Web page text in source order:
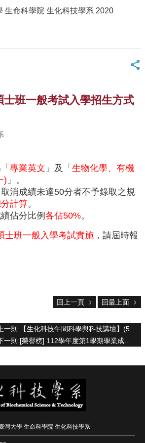
生命科學院 生化科技學系 2020
士班一般考試入學招生方式
專業英文 」及「 生物化學、有機
) 」。
取消成績未達50分者不予錄取之規
計算。
佔分比例各佔50%。
士班一般入學考試實施 ，請屆時報
回上一頁 回最上面
上一則:【生化科技午間科學與科技講壇】(5/3/2024)吳亭穎博士-「How to cope with stress- a lesson learned from plants」
下一則:[榮譽榜] 112學年度第1學期學業成績優良學生(書卷獎)名單
灣大學 生命科學院 生化科技學系